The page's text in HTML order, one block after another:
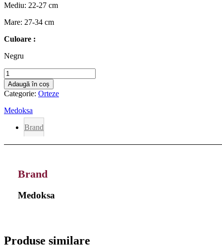
Mediu: 22-27 cm
Mare: 27-34 cm
Culoare :
Negru
Cantitate
Suport
pentru
braț
copii
KP100
(țesătură
plasă)
Adaugă în coș
Categorie: Orteze
Medoksa
Brand
Brand
Medoksa
Produse similare